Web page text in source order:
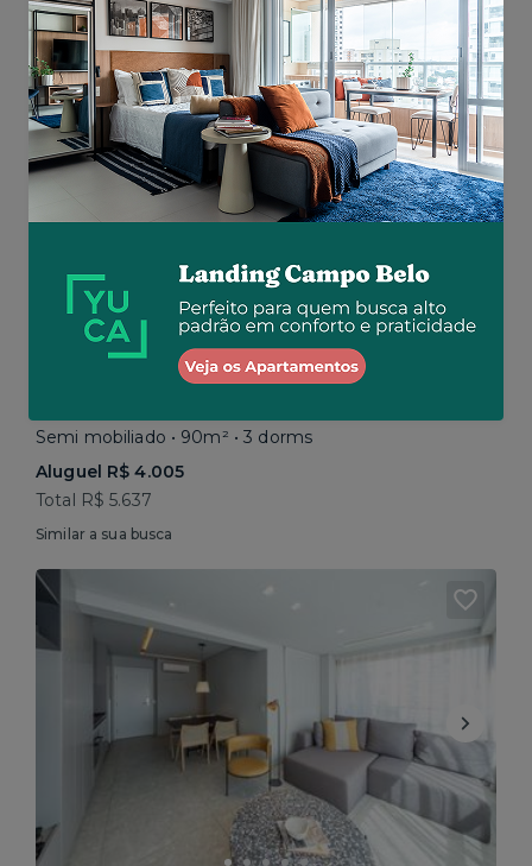
Total R$ 5.200
Similar a sua busca
Semi mobiliado • 90m² • 3 dorms
Aluguel R$ 4.005
Total R$ 5.637
Similar a sua busca